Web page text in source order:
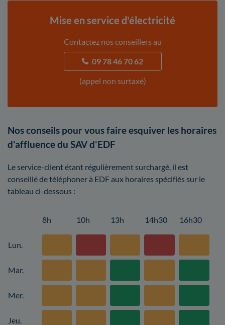
Mise en service d'électricité
Contactez nos conseillers au
09 78 46 70 62
(appel non surtaxé)
Nos conseils pour vous faire esquiver les horaires
d'affluence du SAV d'EDF
Le service-client étant régulièrement surchargé, il est
conseillé de téléphoner à EDF aux horaires spécifiés sur le
tableau ci-dessous :
8h 10h 13h 14h30 16h30
Lun.
Mar.
Mer.
Jeu.